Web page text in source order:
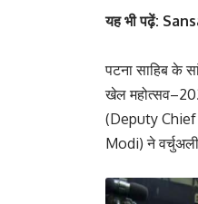
यह भी पढ़ें:
‎पटना साहिब के
खेल
(Deputy Chief
Modi) ने